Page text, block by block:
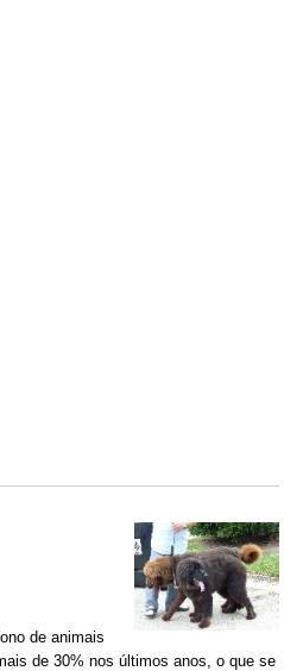
de animais
de 30% nos últimos anos, o que se